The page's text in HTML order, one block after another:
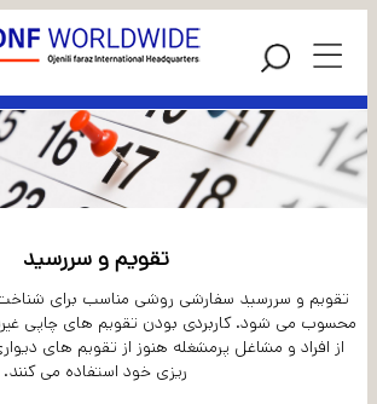
تقویم و سررسید
تقویم و سررسید سفارشی روشی مناسب برای شناخت
محسوب می شود. کاربردی بودن تقویم های چاپی
از افراد و مشاغل پرمشغله هنوز از تقویم های
ریزی خود استفاده می کنند.